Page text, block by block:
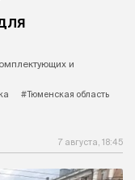
и
#Тюменская область
7 августа, 18:45